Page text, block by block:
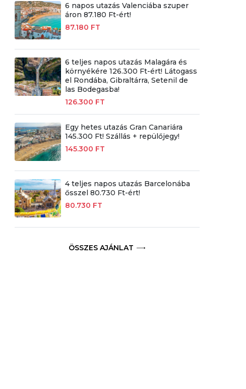
6 napos utazás Valenciába szuper
áron 87.180 Ft-ért!
87.180 FT
6 teljes napos utazás Malagára és
környékére 126.300 Ft-ért! Látogass
el Rondába, Gibraltárra, Setenil de
las Bodegasba!
126.300 FT
Egy hetes utazás Gran Canariára
145.300 Ft! Szállás + repülőjegy!
145.300 FT
4 teljes napos utazás Barcelonába
ősszel 80.730 Ft-ért!
80.730 FT
ÖSSZES AJÁNLAT